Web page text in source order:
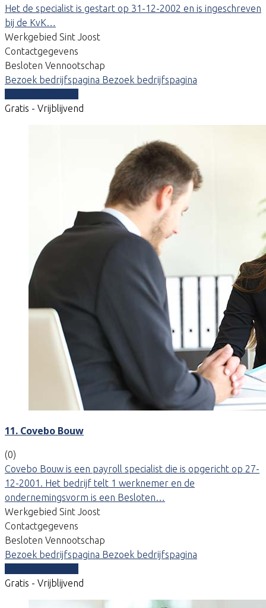
Het de specialist is gestart op 31-12-2002 en is ingeschreven
bij de KvK…
Werkgebied Sint Joost
Contactgegevens
Besloten Vennootschap
Bezoek bedrijfspagina Bezoek bedrijfspagina
Gratis - Vrijblijvend
11. Covebo Bouw
(0)
Covebo Bouw is een payroll specialist die is opgericht op 27-
12-2001. Het bedrijf telt 1 werknemer en de
ondernemingsvorm is een Besloten…
Werkgebied Sint Joost
Contactgegevens
Besloten Vennootschap
Bezoek bedrijfspagina Bezoek bedrijfspagina
Gratis - Vrijblijvend